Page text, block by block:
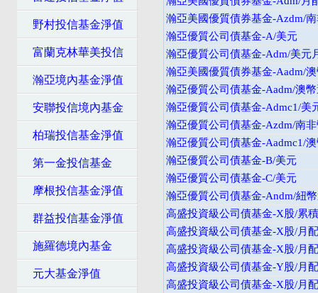
野村投信基金淨值
富蘭克林華美投信
瀚亞境內基金淨值
安聯投信境內基金
柏瑞投信基金淨值
第一金投信基金
摩根投信基金淨值
群益投信基金淨值
施羅德境內基金
元大基金淨值
瀚亞美國優質債券基金-Azdm/
瀚亞優質公司債基金-A/美元
瀚亞優質公司債基金-Adm/美元
瀚亞美國優質債券基金-Aadm/
瀚亞優質公司債基金-Aadm/澳
瀚亞優質公司債基金-Admc1/美
瀚亞優質公司債基金-Azdm/南
瀚亞優質公司債基金-Aadmc1/
瀚亞優質公司債基金-B/美元
瀚亞優質公司債基金-C/美元
瀚亞優質公司債基金-Andm/紐
高盛投資級公司債基金-X股/累
高盛投資級公司債基金-X股/月
高盛投資級公司債基金-X股/月
高盛投資級公司債基金-Y股/月
高盛投資級公司債基金-X股/月